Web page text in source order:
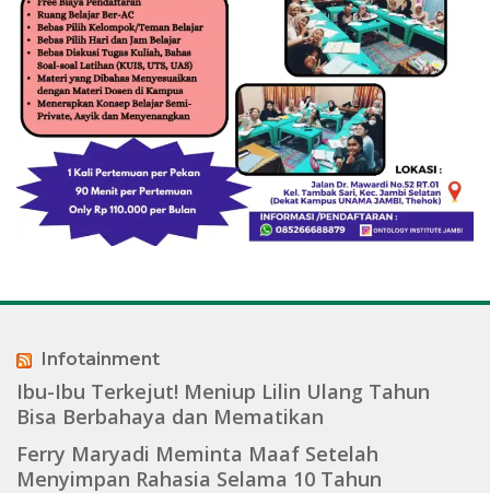
Infotainment
Ibu-Ibu Terkejut! Meniup Lilin Ulang Tahun
Bisa Berbahaya dan Mematikan
Ferry Maryadi Meminta Maaf Setelah
Menyimpan Rahasia Selama 10 Tahun